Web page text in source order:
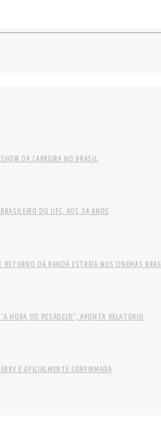
DA CARREIRA NO BRASIL
DO UFC, AOS 34 ANOS
DA BANDA ESTREIA NOS CINEMAS
HORA DO PESADELO”, APONTA RELATÓRIO
É OFICIALMENTE CONFIRMADA